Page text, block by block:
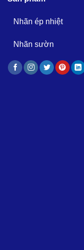
Nhãn ép nhiệt
Nhãn sườn